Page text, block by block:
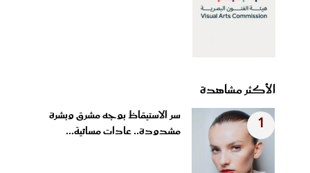
الأكثر مشاهدة
1
سر الاستيقاظ بوجه مشرق وبشرة
مشدودة.. عادات مسائية...